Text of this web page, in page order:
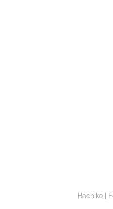
Hachiko |